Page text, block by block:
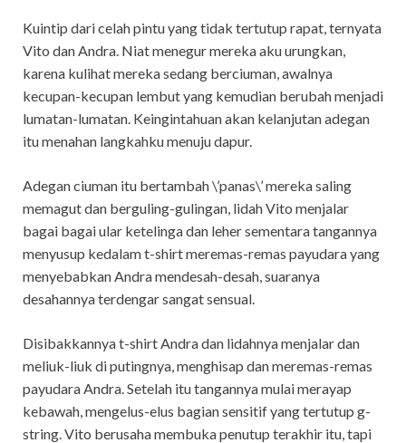
Kuintip dari celah pintu yang tidak tertutup rapat, ternyata
Vito dan Andra. Niat menegur mereka aku urungkan,
karena kulihat mereka sedang berciuman, awalnya
kecupan-kecupan lembut yang kemudian berubah menjadi
lumatan-lumatan. Keingintahuan akan kelanjutan adegan
itu menahan langkahku menuju dapur.
Adegan ciuman itu bertambah \’panas\’ mereka saling
memagut dan berguling-gulingan, lidah Vito menjalar
bagai bagai ular ketelinga dan leher sementara tangannya
menyusup kedalam t-shirt meremas-remas payudara yang
menyebabkan Andra mendesah-desah, suaranya
desahannya terdengar sangat sensual.
Disibakkannya t-shirt Andra dan lidahnya menjalar dan
meliuk-liuk di putingnya, menghisap dan meremas-remas
payudara Andra. Setelah itu tangannya mulai merayap
kebawah, mengelus-elus bagian sensitif yang tertutup g-
string. Vito berusaha membuka penutup terakhir itu, tapi